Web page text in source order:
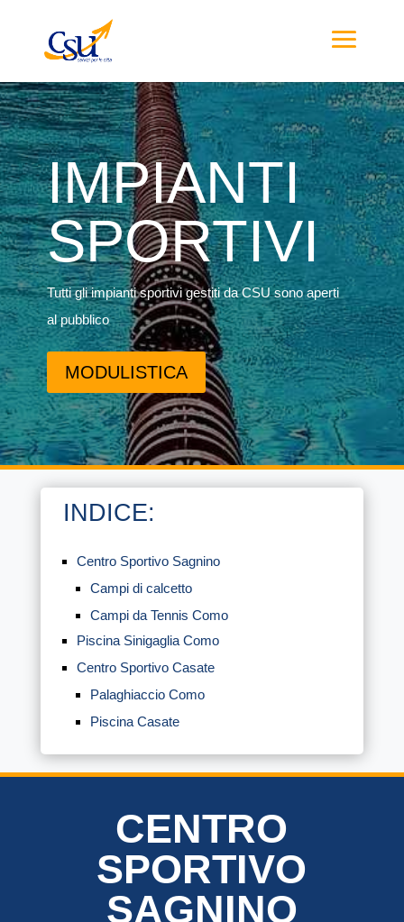
IMPIANTI
SPORTIVI
Tutti gli impianti sportivi gestiti da CSU sono aperti
al pubblico
MODULISTICA
INDICE:
Centro Sportivo Sagnino
Campi di calcetto
Campi da Tennis Como
Piscina Sinigaglia Como
Centro Sportivo Casate
Palaghiaccio Como
Piscina Casate
CENTRO
SPORTIVO
SAGNINO